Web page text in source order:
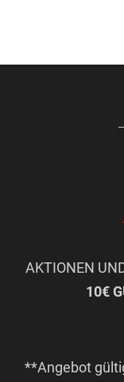
AKTIONEN
10€
**Angebot